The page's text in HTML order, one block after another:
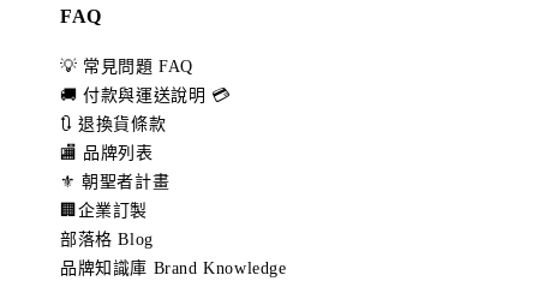
FAQ
💡 常見問題 FAQ
🚚 付款與運送說明 💳
🔃 退換貨條款
🏬 品牌列表
⚜️ 朝聖者計畫
🏢企業訂製
部落格 Blog
品牌知識庫 Brand Knowledge